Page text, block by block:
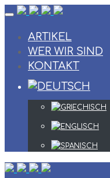
Skip
contentARTIKEL
WER WIR SIND
KONTAKT